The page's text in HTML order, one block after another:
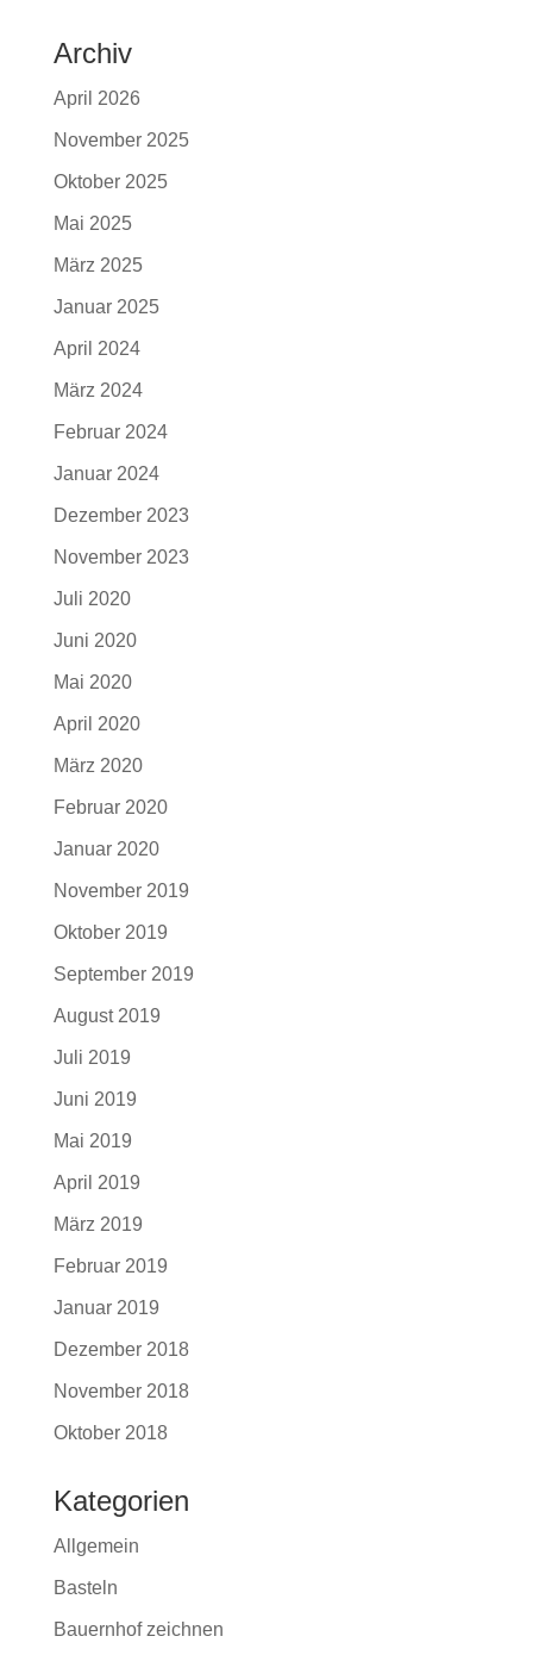
Archiv
April 2026
November 2025
Oktober 2025
Mai 2025
März 2025
Januar 2025
April 2024
März 2024
Februar 2024
Januar 2024
Dezember 2023
November 2023
Juli 2020
Juni 2020
Mai 2020
April 2020
März 2020
Februar 2020
Januar 2020
November 2019
Oktober 2019
September 2019
August 2019
Juli 2019
Juni 2019
Mai 2019
April 2019
März 2019
Februar 2019
Januar 2019
Dezember 2018
November 2018
Oktober 2018
Kategorien
Allgemein
Basteln
Bauernhof zeichnen